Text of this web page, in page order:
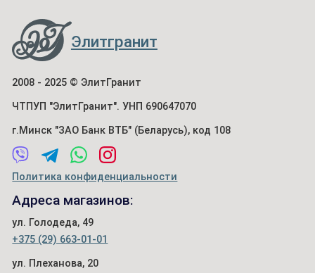
Элитгранит
2008 - 2025 © ЭлитГранит
ЧТПУП "ЭлитГранит". УНП 690647070
г.Минск "ЗАО Банк ВТБ" (Беларусь), код 108
Политика конфиденциальности
Адреса магазинов:
ул. Голодеда, 49
+375 (29) 663-01-01
ул. Плеханова, 20